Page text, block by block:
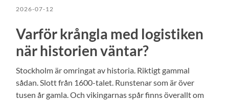
2026-07-12
Varför krångla med logistiken
när historien väntar?
Stockholm är omringat av historia. Riktigt gammal
sådan. Slott från 1600-talet. Runstenar som är över
tusen år gamla. Och vikingarnas spår finns överallt om